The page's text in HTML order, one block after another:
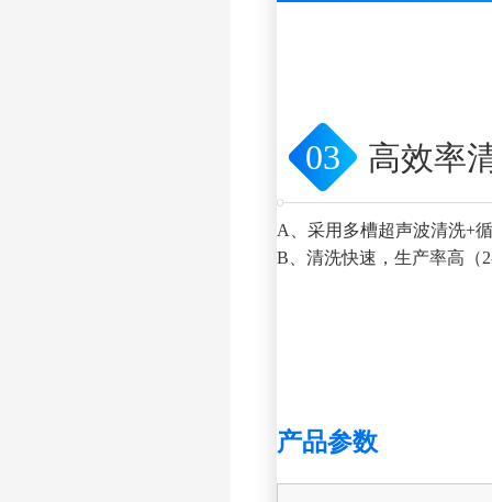
03 高效率
A、采用多槽超声波清洗+
B、清洗快速，生产率高（
产品参数